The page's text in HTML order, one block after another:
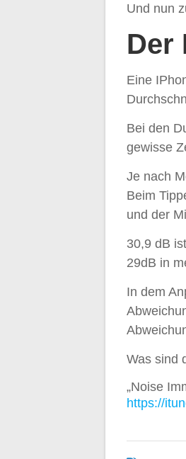
Und nun
Der
Eine
Bei den
gewisse
Je nach
Beim
und der
30,9 dB
29dB in
In dem
Was sind
„Noise
https://